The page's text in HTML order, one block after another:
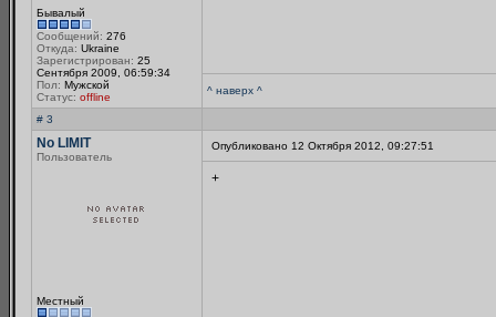
Бывалый
Сообщений: 276
Откуда: Ukraine
Зарегистрирован: 25
Сентября 2009, 06:59:34
Пол: Мужской
Статус: offline
^ наверх ^
# 3
No LIMIT
Пользователь
Местный
Опубликовано 12 Октября 2012, 09:27:51
+